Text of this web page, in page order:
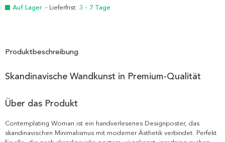
Auf Lager - Lieferfrist: 3 - 7 Tage
Produktbeschreibung
Skandinavische Wandkunst in Premium-Qualität
Über das Produkt
Contemplating Woman ist ein handverlesenes Designposter, das
skandinavischen Minimalismus mit moderner Ästhetik verbindet. Perfekt